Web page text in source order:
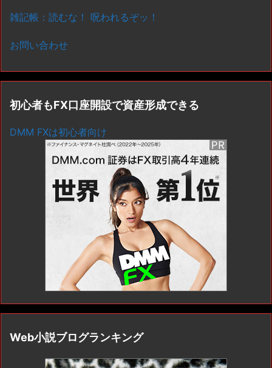
雑記帳：読むな！ 呪われるぞッ！
お問い合わせ
初心者もFX口座開設で資産形成できる
DMM FXは初心者向け
Web小説ブログランキング